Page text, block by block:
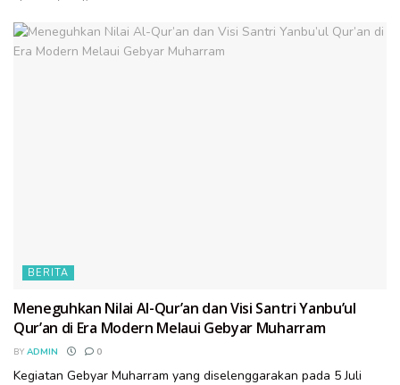
BERITA
Meneguhkan Nilai Al-Qur’an dan Visi Santri Yanbu’ul
Qur’an di Era Modern Melaui Gebyar Muharram
BY ADMIN 0
Kegiatan Gebyar Muharram yang diselenggarakan pada 5 Juli